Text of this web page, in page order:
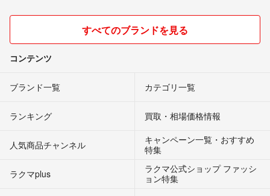
すべてのブランドを見る
コンテンツ
ブランド一覧 カテゴリ一覧
ランキング 買取・相場価格情報
人気商品チャンネル
キャンペーン一覧・おすすめ
特集
ラクマplus
ラクマ公式ショップ ファッシ
ョン特集